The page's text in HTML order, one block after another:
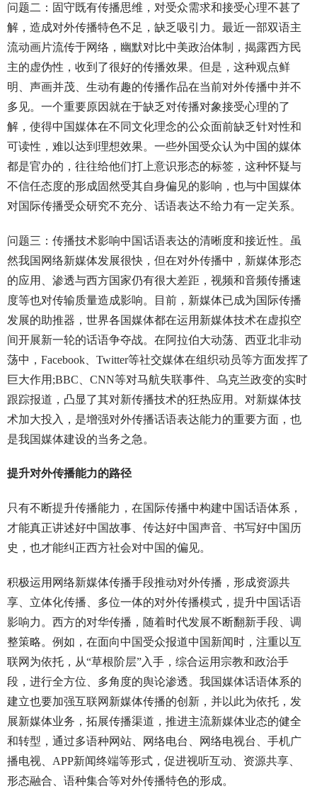
问题二：固守既有传播思维，对受众需求和接受心理不甚了
解，造成对外传播特色不足，缺乏吸引力。最近一部双语主
流动画片流传于网络，幽默对比中美政治体制，揭露西方民
主的虚伪性，收到了很好的传播效果。但是，这种观点鲜
明、声画并茂、生动有趣的传播作品在当前对外传播中并不
多见。一个重要原因就在于缺乏对传播对象接受心理的了
解，使得中国媒体在不同文化理念的公众面前缺乏针对性和
可读性，难以达到理想效果。一些外国受众认为中国的媒体
都是官办的，往往给他们打上意识形态的标签，这种怀疑与
不信任态度的形成固然受其自身偏见的影响，也与中国媒体
对国际传播受众研究不充分、话语表达不给力有一定关系。
问题三：传播技术影响中国话语表达的清晰度和接近性。虽
然我国网络新媒体发展很快，但在对外传播中，新媒体形态
的应用、渗透与西方国家仍有很大差距，视频和音频传播速
度等也对传输质量造成影响。目前，新媒体已成为国际传播
发展的助推器，世界各国媒体都在运用新媒体技术在虚拟空
间开展新一轮的话语争夺战。在阿拉伯大动荡、西亚北非动
荡中，Facebook、Twitter等社交媒体在组织动员等方面发挥了
巨大作用;BBC、CNN等对马航失联事件、乌克兰政变的实时
跟踪报道，凸显了其对新传播技术的狂热应用。对新媒体技
术加大投入，是增强对外传播话语表达能力的重要方面，也
是我国媒体建设的当务之急。
提升对外传播能力的路径
只有不断提升传播能力，在国际传播中构建中国话语体系，
才能真正讲述好中国故事、传达好中国声音、书写好中国历
史，也才能纠正西方社会对中国的偏见。
积极运用网络新媒体传播手段推动对外传播，形成资源共
享、立体化传播、多位一体的对外传播模式，提升中国话语
影响力。西方的对华传播，随着时代发展不断翻新手段、调
整策略。例如，在面向中国受众报道中国新闻时，注重以互
联网为依托，从“草根阶层”入手，综合运用宗教和政治手
段，进行全方位、多角度的舆论渗透。我国媒体话语体系的
建立也要加强互联网新媒体传播的创新，并以此为依托，发
展新媒体业务，拓展传播渠道，推进主流新媒体业态的健全
和转型，通过多语种网站、网络电台、网络电视台、手机广
播电视、APP新闻终端等形式，促进视听互动、资源共享、
形态融合、语种集合等对外传播特色的形成。